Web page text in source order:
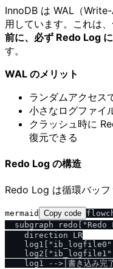
InnoDB は WAL（
用しています。これは、
前に、必ず Redo Log
す。
WAL のメリット
ランダムアクセス
小さなログファイ
クラッシュ時に
復元できる
Redo Log の構造
Redo Log は循環バッフ
mermaid Copy code
subgraph redo["Redo
    direction LR
    log1["ib_logfile0"]
    log2["ib_logfile1"]
log1 -->|書き込み完